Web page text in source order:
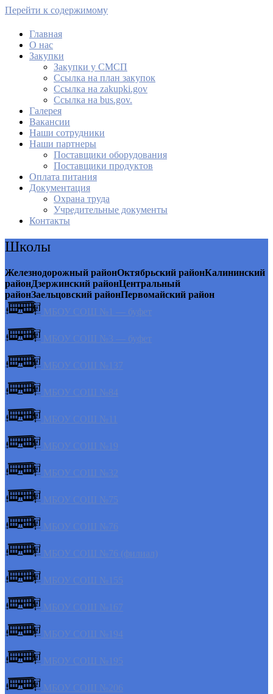
Перейти к содержимому
МАУ Комбинат питания
Главная
О нас
Закупки
Закупки у СМСП
Cсылка на план закупок
Cсылка на zakupki.gov
Ссылка на bus.gov.
Галерея
Вакансии
Наши сотрудники
Наши партнеры
Поставщики оборудования
Поставщики продуктов
Оплата питания
Документация
Охрана труда
Учредительные документы
Контакты
Школы
Железнодорожный районОктябрьский районКалининский
районДзержинский районЦентральный
районЗаельцовский районПервомайский район
МБОУ СОШ №1 — буфет
МБОУ СОШ №3 — буфет
МБОУ СОШ №137
МБОУ СОШ №84
МБОУ СОШ №11
МБОУ СОШ №19
МБОУ СОШ №32
МБОУ СОШ №75
МБОУ СОШ №76
МБОУ СОШ №76 (филиал)
МБОУ СОШ №155
МБОУ СОШ №167
МБОУ СОШ №194
МБОУ СОШ №195
МБОУ СОШ №206